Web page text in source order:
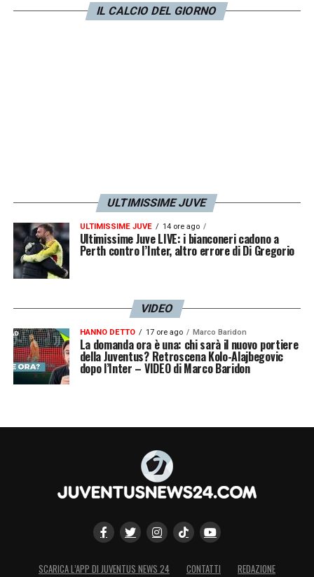
IL CALCIO DEL GIORNO
ULTIMISSIME JUVE
ULTIMISSIME JUVE 14 ore ago
Ultimissime Juve LIVE: i bianconeri cadono a
Perth contro l’Inter, altro errore di Di Gregorio
VIDEO
HANNO DETTO 17 ore ago Marco Baridon
La domanda ora è una: chi sarà il nuovo portiere
della Juventus? Retroscena Kolo-Alajbegovic
dopo l’Inter – VIDEO di Marco Baridon
SCARICA L’APP DI JUVENTUS NEWS 24 CONTATTI REDAZIONE